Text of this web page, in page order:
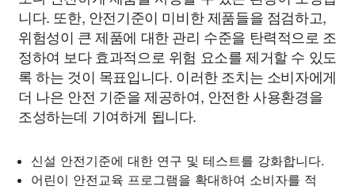
니다. 또한, 안전기준이 미비한 제품들을 점검하고,
위험성이 큰 제품에 대한 관리 수준을 탄력적으로 조
정하여 보다 효과적으로 위험 요소를 제거할 수 있도
록 하는 것이 목표입니다. 이러한 조치는 소비자에게
더 나은 안전 기준을 제공하여, 안전한 사용환경을
조성하는데 기여하게 됩니다.
신설 안전기준에 대한 연구 및 테스트를 강화합니다.
어린이 안전교육 프로그램을 확대하여 소비자를 적